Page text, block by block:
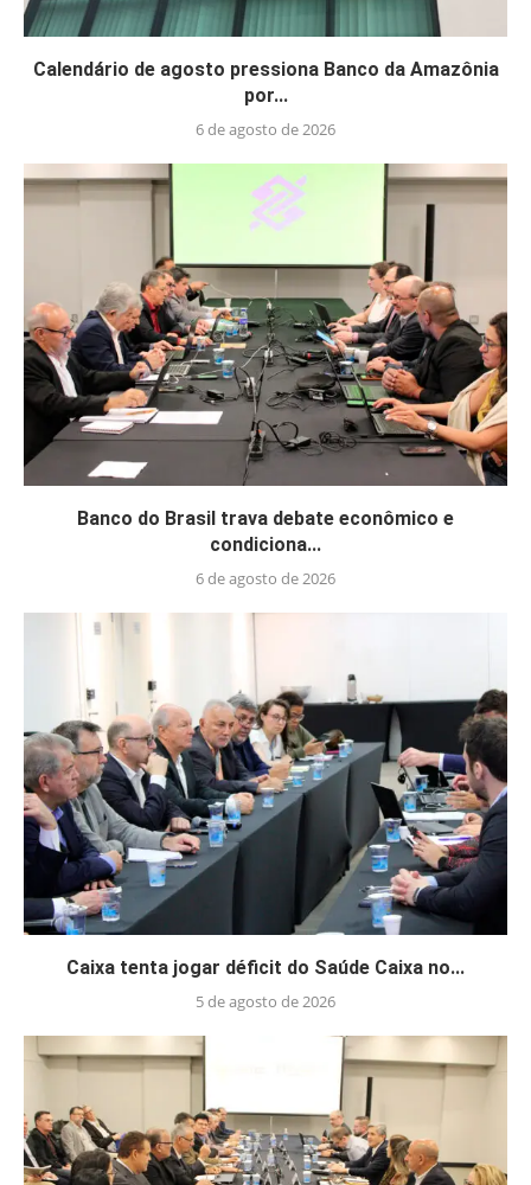
Calendário de agosto pressiona Banco da Amazônia
por...
6 de agosto de 2026
Banco do Brasil trava debate econômico e
condiciona...
6 de agosto de 2026
Caixa tenta jogar déficit do Saúde Caixa no...
5 de agosto de 2026